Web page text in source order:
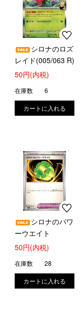
シロナのロズ
レイド(005/063 R)
50円(内税)
在庫数 6
シロナのパワ
ーウエイト
50円(内税)
在庫数 28